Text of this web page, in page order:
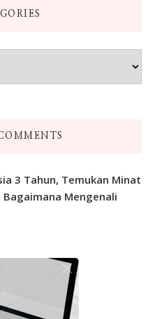
3 Tahun, Temukan Minat
Bagaimana Mengenali